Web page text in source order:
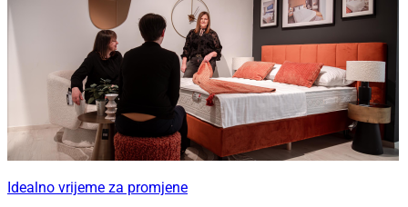
Idealno vrijeme za promjene